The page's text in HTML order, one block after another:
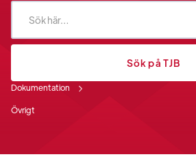
Dokumentation
Övrigt